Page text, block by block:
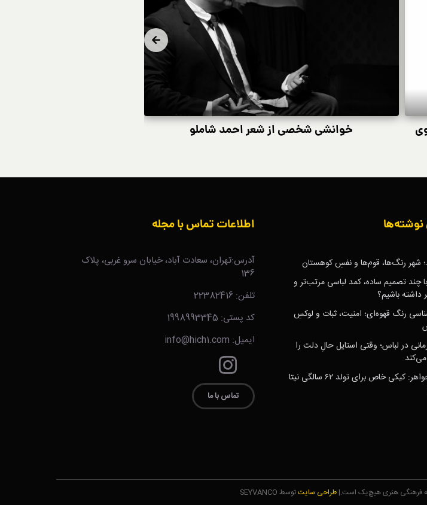
خوانشی شخصی از شعر احمد شاملو
شهر رنگ‌ها، قوم‌ها و نفسِ کوهستان
چند تصمیم ساده، کمد لباسی مرتب‌تر و
باشیم؟
رنگ قهوه‌ای؛ امنیت، ثبات و لوکسِ
در لباس؛ وقتی استایل حالِ دلت را
کیک جواهر: کیکی خاص برای تولد ۶۲ سالگی نیتا
اطلاعات تماس با مجله
آدرس:تهران، سعادت آباد، خیابان سرو غربی، پلاک
136
تلفن: 22382416
کد پستی: 1998993345
ایمیل: info@hich1.com
تماس با ما
فرهنگی هنری هیچ‌یک است.|طراحی سایتتوسط SEYVANCO